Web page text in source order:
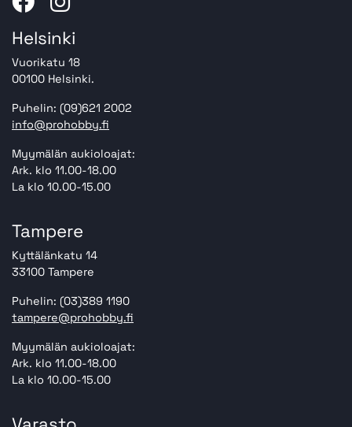
Helsinki
Vuorikatu 18
00100 Helsinki.
Puhelin: (09)621 2002
info@prohobby.fi
Myymälän aukioloajat:
Ark. klo 11.00-18.00
La klo 10.00-15.00
Tampere
Kyttälänkatu 14
33100 Tampere
Puhelin: (03)389 1190
tampere@prohobby.fi
Myymälän aukioloajat:
Ark. klo 11.00-18.00
La klo 10.00-15.00